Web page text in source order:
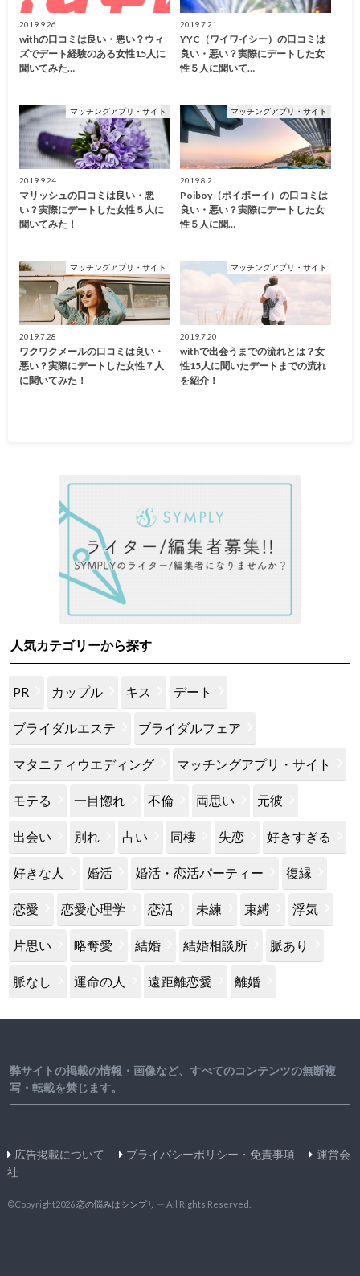
2019.9.26
withの口コミは良い・悪い？ウィ
ズでデート経験のある女性15人に
聞いてみた…
2019.7.21
YYC（ワイワイシー）の口コミは
良い・悪い？実際にデートした女
性５人に聞いて…
マッチングアプリ・サイト
2019.9.24
マリッシュの口コミは良い・悪
い？実際にデートした女性５人に
聞いてみた！
マッチングアプリ・サイト
2019.8.2
Poiboy（ポイボーイ）の口コミは
良い・悪い？実際にデートした女
性５人に聞…
マッチングアプリ・サイト
2019.7.28
ワクワクメールの口コミは良い・
悪い？実際にデートした女性７人
に聞いてみた！
マッチングアプリ・サイト
2019.7.20
withで出会うまでの流れとは？女
性15人に聞いたデートまでの流れ
を紹介！
人気カテゴリーから探す
PR カップル キス デート
ブライダルエステ ブライダルフェア
マタニティウエディング マッチングアプリ・サイト
モテる 一目惚れ 不倫 両思い 元彼
出会い 別れ 占い 同棲 失恋 好きすぎる
好きな人 婚活 婚活・恋活パーティー 復縁
恋愛 恋愛心理学 恋活 未練 束縛 浮気
片思い 略奪愛 結婚 結婚相談所 脈あり
脈なし 運命の人 遠距離恋愛 離婚
弊サイトの掲載の情報・画像など、すべてのコンテンツの無断複
写・転載を禁じます。
広告掲載について プライバシーポリシー・免責事項
運営会
社
©Copyright2026恋の悩みはシンプリー .All Rights Reserved.